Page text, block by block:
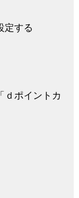
定する
ｄポイントカ